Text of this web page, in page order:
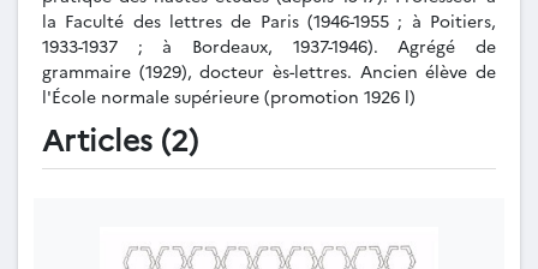
la Faculté des lettres de Paris (1946-1955 ; à Poitiers,
1933-1937 ; à Bordeaux, 1937-1946). Agrégé de
grammaire (1929), docteur ès-lettres. Ancien élève de
l'École normale supérieure (promotion 1926 l)
Articles (2)